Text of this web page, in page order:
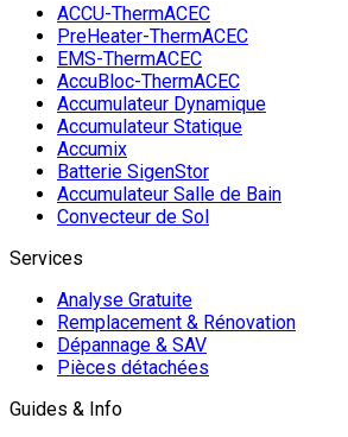
ACCU-ThermACEC
PreHeater-ThermACEC
EMS-ThermACEC
AccuBloc-ThermACEC
Accumulateur Dynamique
Accumulateur Statique
Accumix
Batterie SigenStor
Accumulateur Salle de Bain
Convecteur de Sol
Services
Analyse Gratuite
Remplacement & Rénovation
Dépannage & SAV
Pièces détachées
Guides & Info